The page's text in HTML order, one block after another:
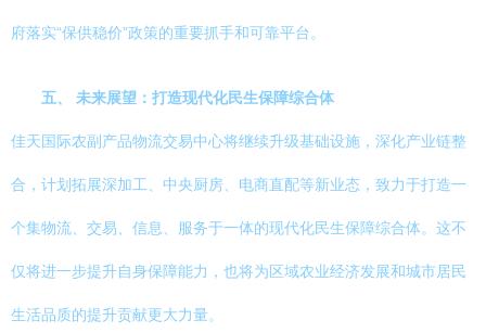
府落实“保供稳价”政策的重要抓手和可靠平台。
五、 未来展望：打造现代化民生保障综合体
佳天国际农副产品物流交易中心将继续升级基础设施，深化产业链整
合，计划拓展深加工、中央厨房、电商直配等新业态，致力于打造一
个集物流、交易、信息、服务于一体的现代化民生保障综合体。这不
仅将进一步提升自身保障能力，也将为区域农业经济发展和城市居民
生活品质的提升贡献更大力量。